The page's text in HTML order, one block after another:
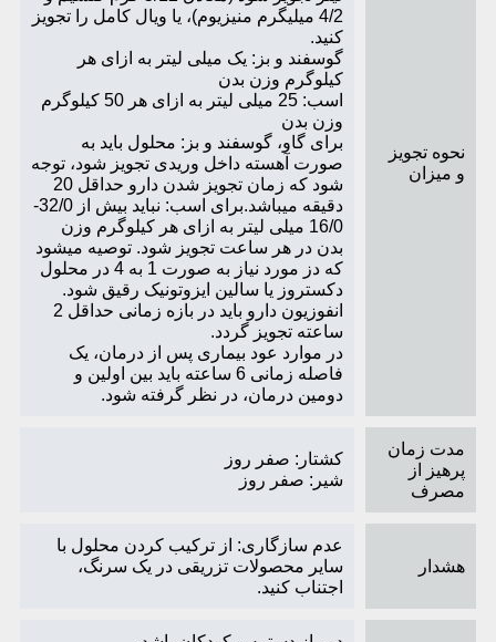
نحوه تجویز
و میزان
4/2 میلی­گرم منیزیوم)، یا ویال کامل را تجویز
کنید.
گوسفند و بز: یک میلی لیتر به ازای هر
کیلوگرم وزن بدن
اسب: 25 میلی لیتر به ازای هر 50 کیلوگرم
وزن بدن
برای گاو، گوسفند و بز: محلول باید به
صورت آهسته داخل وریدی تجویز شود، توجه
شود که زمان تجویز شدن دارو حداقل 20
دقیقه می­باشد.برای اسب: نباید بیش از 32/0-
16/0 میلی لیتر به ازای هر کیلوگرم وزن
بدن در هر ساعت تجویز شود. توصیه می­شود
که دز مورد نیاز به صورت 1 به 4 در محلول
دکستروز یا سالین ایزوتونیک رقیق شود.
انفوزیون دارو باید در بازه زمانی حداقل 2
ساعته تجویز گردد.
در موارد عود بیماری پس از درمان، یک
فاصله زمانی 6 ساعته باید بین اولین و
دومین درمان، در نظر گرفته شود.
مدت زمان
پرهیز از
مصرف
کشتار: صفر روز
شیر: صفر روز
هشدار
عدم سازگاری: از ترکیب کردن محلول با
سایر محصولات تزریقی در یک سرنگ،
اجتناب کنید.